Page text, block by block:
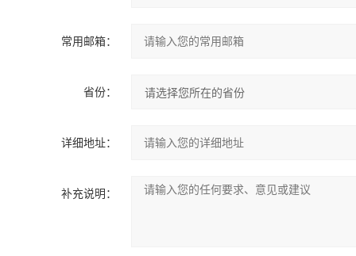
常用邮箱：
省份：
详细地址：
补充说明：